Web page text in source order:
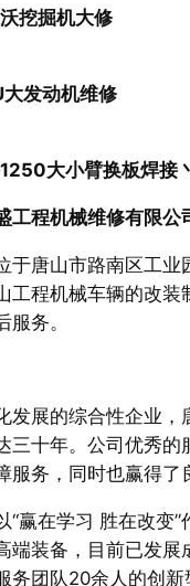
挖掘机大修
发动机维修
大小臂换板焊接
工程机械维修有限公
于唐山市路南区工业
工程机械车辆的改装
服务。
发展的综合性企业
三十年。公司优秀
服务，同时也赢得了
“赢在学习 胜在改变
端装备，目前已发
务团队20余人的创